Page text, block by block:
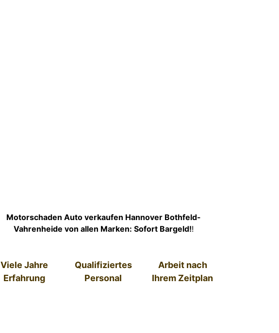
Motorschaden Auto verkaufen Hannover Bothfeld-
Vahrenheide von allen Marken: Sofort Bargeld!!
Viele Jahre
Erfahrung
Qualifiziertes
Personal
Arbeit nach
Ihrem Zeitplan